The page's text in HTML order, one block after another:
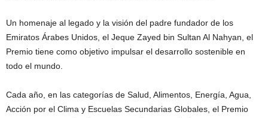
Un homenaje al legado y la visión del padre fundador de los
Emiratos Árabes Unidos, el Jeque Zayed bin Sultan Al Nahyan, el
Premio tiene como objetivo impulsar el desarrollo sostenible en
todo el mundo.
Cada año, en las categorías de Salud, Alimentos, Energía, Agua,
Acción por el Clima y Escuelas Secundarias Globales, el Premio